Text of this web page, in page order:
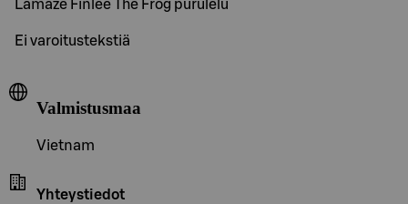
Lamaze Finlee The Frog purulelu
Ei varoitustekstiä
Valmistusmaa
Vietnam
Yhteystiedot